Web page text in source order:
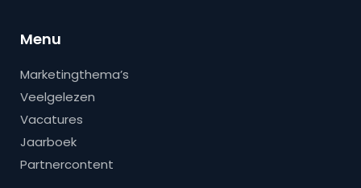
Menu
Marketingthema’s
Veelgelezen
Vacatures
Jaarboek
Partnercontent